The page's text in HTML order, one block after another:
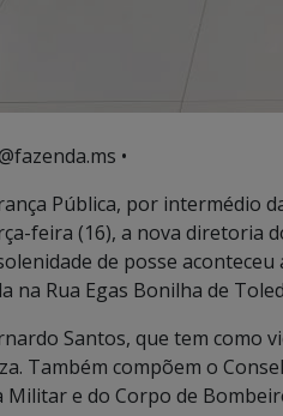
•
Pública, por intermédio
feira (16), a nova diretoria
de posse
na Rua Egas Bonilha de
Santos, que tem como
Também compõem o
Militar e do Corpo de